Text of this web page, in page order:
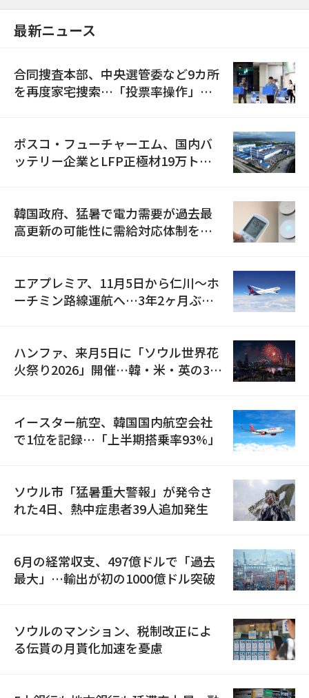
最新ニュース
合同捜査本部、中央選管委など9カ所
を再度家宅捜索…「投票率操作」の
ポスコ・フューチャーエム、国内バ
ッテリー企業とLFP正極材19万トン
韓国政府、猛暑で電力需要が過去最
高更新の可能性に需給対応体制を点
エアプレミア、11月5日から仁川〜ホ
ーチミン路線運航へ…3年2ヶ月ぶり
ハンファ、来月5日に「ソウル世界花
火祭り2026」開催…韓・米・英の3カ
イースター航空、韓国国内航空会社
で1位を記録…「上半期搭乗率93%」
ソウル市「猛暑重大警報」が発令さ
れた4日、熱中症患者39人追加発生
6月の経常収支、497億ドルで「過去
最大」…輸出が初の1000億ドル突破
ソウルのマンション、税制改正によ
る伝貰の月貰化加速を憂慮